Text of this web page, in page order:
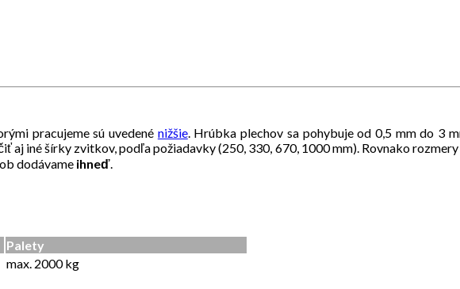
pracujeme sú uvedené nižšie. Hrúbka plechov sa pohybuje od 0,5 mm do 3
aj iné šírky zvitkov, podľa požiadavky (250, 330, 670, 1000 mm). Rovnako
dodávame ihneď
Palety
max. 2000 kg